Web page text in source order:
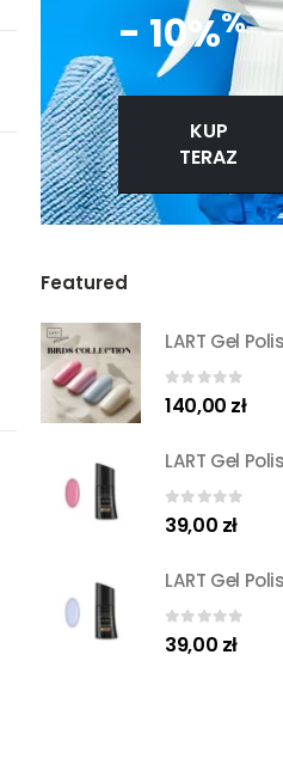
- 10%%
KUP
TERAZ
Featured
0 out of 5
140,00 zł
LART Gel
0out of 5
39,00 zł
LART Gel
0out of 5
39,00 zł